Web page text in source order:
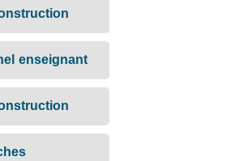
enseignant